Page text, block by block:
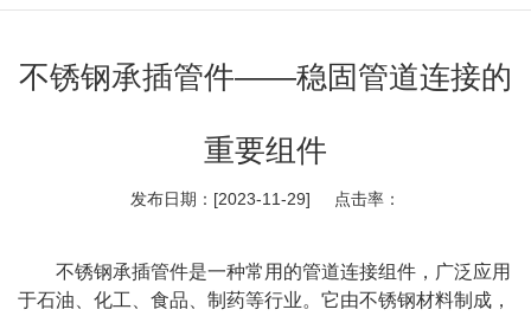
不锈钢承插管件——稳固管道连接的
重要组件
发布日期：[2023-11-29] 点击率：
不锈钢承插管件是一种常用的管道连接组件，广泛应用
于石油、化工、食品、制药等行业。它由不锈钢材料制成，